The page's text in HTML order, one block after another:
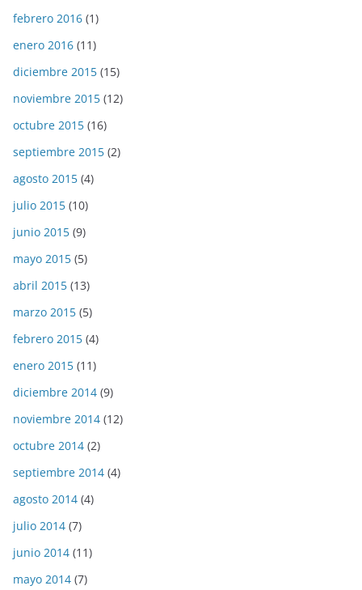
febrero 2016 (1)
enero 2016 (11)
diciembre 2015 (15)
noviembre 2015 (12)
octubre 2015 (16)
septiembre 2015 (2)
agosto 2015 (4)
julio 2015 (10)
junio 2015 (9)
mayo 2015 (5)
abril 2015 (13)
marzo 2015 (5)
febrero 2015 (4)
enero 2015 (11)
diciembre 2014 (9)
noviembre 2014 (12)
octubre 2014 (2)
septiembre 2014 (4)
agosto 2014 (4)
julio 2014 (7)
junio 2014 (11)
mayo 2014 (7)